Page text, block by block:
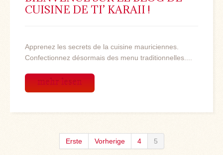
CUISINE DE TI’ KARAII !
Apprenez les secrets de la cuisine mauriciennes.
Confectionnez désormais des menu traditionnelles....
mehr lesen
Erste Vorherige 4 5